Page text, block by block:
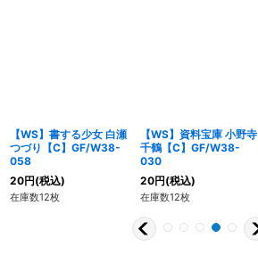
【WS】書する少女 白瀬
つづり【C】GF/W38-
058
20円(税込)
在庫数12枚
【WS】資料宝庫 小野寺
千鶴【C】GF/W38-
030
20円(税込)
在庫数12枚